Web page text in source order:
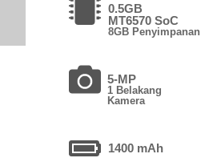
0.5GB
MT6570 SoC
8GB Penyimpanan
5-MP
1 Belakang
Kamera
1400 mAh